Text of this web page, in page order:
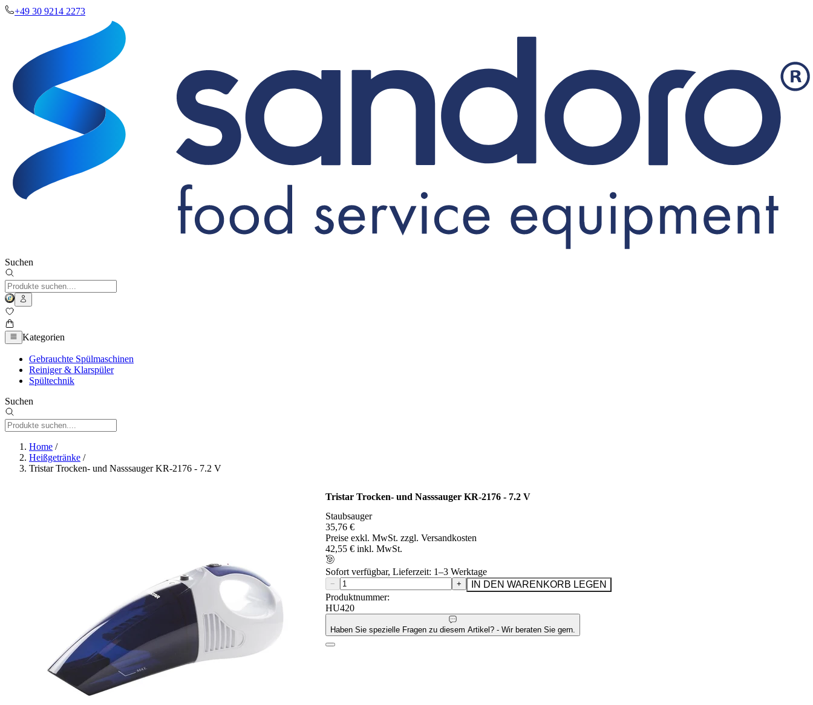
+49 30 9214 2273
Suchen
Kategorien
Gebrauchte Spülmaschinen
Reiniger & Klarspüler
Spültechnik
Suchen
Home /
Heißgetränke /
Tristar Trocken- und Nasssauger KR-2176 - 7.2 V
Tristar Trocken- und Nasssauger KR-2176 - 7.2 V
Staubsauger
35,76 €
Preise exkl. MwSt. zzgl. Versandkosten
42,55 € inkl. MwSt.
Sofort verfügbar, Lieferzeit: 1–3 Werktage
− +
IN DEN WARENKORB LEGEN
Produktnummer:
HU420
Haben Sie spezielle Fragen zu diesem Artikel? - Wir beraten Sie gern.